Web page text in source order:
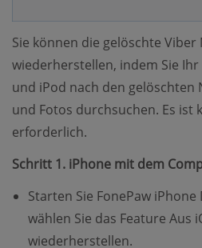
Sie können die gelöschte Viber
wiederherstellen, indem Sie
und iPod nach den gelöschten
und Fotos durchsuchen. Es ist
erforderlich.
Schritt 1. iPhone mit dem
Starten Sie FonePaw
wählen Sie das Feature Aus
wiederherstellen.